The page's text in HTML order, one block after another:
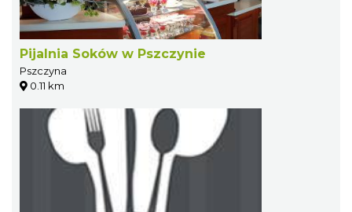
Pijalnia Soków w Pszczynie
Pszczyna
0.11 km